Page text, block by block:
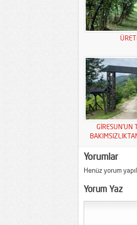
GİRESUN’UN
Yorumlar
Henüz yorum
Yorum Yaz